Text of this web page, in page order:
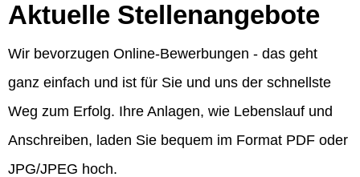
Aktuelle Stellenangebote
Wir bevorzugen Online-Bewerbungen - das geht
ganz einfach und ist für Sie und uns der schnellste
Weg zum Erfolg. Ihre Anlagen, wie Lebenslauf und
Anschreiben, laden Sie bequem im Format PDF oder
JPG/JPEG hoch.